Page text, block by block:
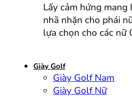
Lấy cảm hứng mang
nhã nhặn cho phái
lựa chọn cho các nữ
Giày Golf
Giày Golf Nam
Giày Golf Nữ